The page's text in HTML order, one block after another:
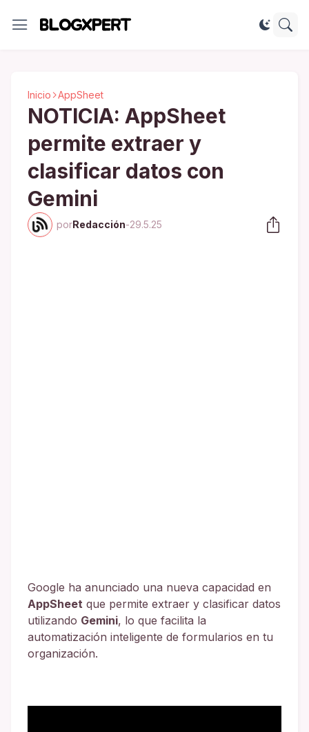
Inicio AppSheet
NOTICIA: AppSheet
permite extraer y
clasificar datos con
Gemini
porRedacción-29.5.25
Google ha anunciado una nueva capacidad en
AppSheet que permite extraer y clasificar datos
utilizando Gemini, lo que facilita la
automatización inteligente de formularios en tu
organización.